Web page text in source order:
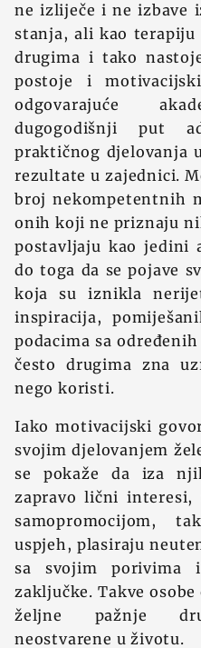
ne izliječe i ne izbave
stanja, ali kao
drugima i tako
postoje i
odgovarajuće
dugogodišnji put
praktičnog djelovanja
rezultate u zajednici.
broj nekompetentnih
onih koji ne priznaju
postavljaju kao jedini
do toga da se pojave
koja su iznikla
inspiracija,
podacima sa
često drugima zna
nego koristi.
Iako motivacijski
svojim djelovanjem
se pokaže da iza
zapravo lični interesi,
samopromocijom,
uspjeh, plasiraju
sa svojim porivima
zaključke. Takve
željne pažnje
neostvarene u životu.